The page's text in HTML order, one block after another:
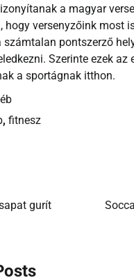
a magyar
hogy versenyzőink most
számtalan pontszerző
Szerinte ezek az
a sportágnak itthon.
, fitnesz
gurít